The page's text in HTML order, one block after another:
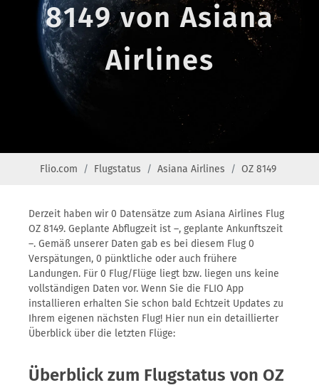
8149 von Asiana
Airlines
Flio.com Flugstatus Asiana Airlines OZ 8149
Derzeit haben wir 0 Datensätze zum Asiana Airlines Flug
OZ 8149. Geplante Abflugzeit ist –, geplante Ankunftszeit
–. Gemäß unserer Daten gab es bei diesem Flug 0
Verspätungen, 0 pünktliche oder auch frühere
Landungen. Für 0 Flug/Flüge liegt bzw. liegen uns keine
vollständigen Daten vor. Wenn Sie die FLIO App
installieren erhalten Sie schon bald Echtzeit Updates zu
Ihrem eigenen nächsten Flug! Hier nun ein detaillierter
Überblick über die letzten Flüge:
Überblick zum Flugstatus von OZ